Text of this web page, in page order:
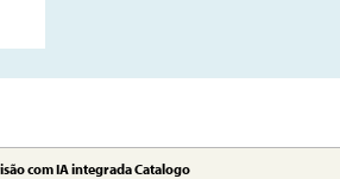
com IA integrada Catalogo